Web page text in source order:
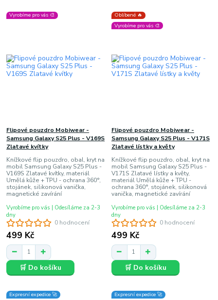
Vyrobíme pro vás 🎨
0 hodnocení
Flipové pouzdro Mobiwear -
Samsung Galaxy S25 Plus - V169S
Zlatavé kvítky
Knížkové flip pouzdro, obal, kryt na
mobil Samsung Galaxy S25 Plus -
V169S Zlatavé kvítky, materiál
Umělá kůže + TPU - ochrana 360°,
stojánek, silikonová vanička,
magnetické zavírání
499 Kč
Vyrobíme pro vás | Odesíláme za 2-3
dny
🛒 Do košíku
Oblíbené 🔥
Vyrobíme pro vás 🎨
0 hodnocení
Flipové pouzdro Mobiwear -
Samsung Galaxy S25 Plus - V171S
Zlatavé lístky a květy
Knížkové flip pouzdro, obal, kryt na
mobil Samsung Galaxy S25 Plus -
V171S Zlatavé lístky a květy,
materiál Umělá kůže + TPU -
ochrana 360°, stojánek, silikonová
vanička, magnetické zavírání
499 Kč
Vyrobíme pro vás | Odesíláme za 2-3
dny
🛒 Do košíku
Expresní expedice 🚀 Expresní expedice 🚀